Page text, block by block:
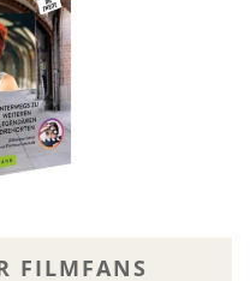
FILMFANS